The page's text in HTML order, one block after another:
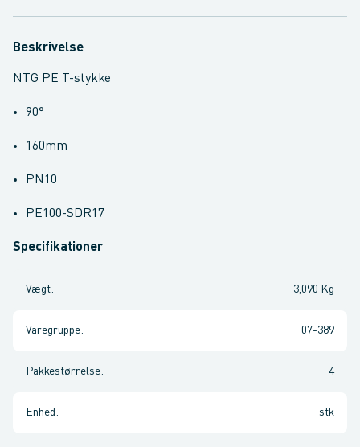
Beskrivelse
NTG PE T-stykke
90°
160mm
PN10
PE100-SDR17
Specifikationer
Vægt: 3,090 Kg
Varegruppe: 07-389
Pakkestørrelse: 4
Enhed : stk